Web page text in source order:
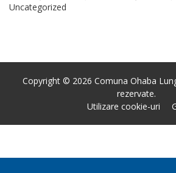
Uncategorized
Copyright © 2026 Comuna Ohaba
rezervate.
Utilizare cookie-uri